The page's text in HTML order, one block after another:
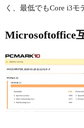
く、最低でもCore i3モ
Microsoftoffice